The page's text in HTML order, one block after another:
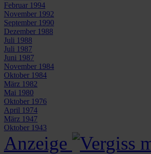
Februar 1994
November 1992
September 1990
Dezember 1988
Juli 1988
Juli 1987
Juni 1987
November 1984
Oktober 1984
März 1982
Mai 1980
Oktober 1976
April 1974
März 1947
Oktober 1943
Anzeige